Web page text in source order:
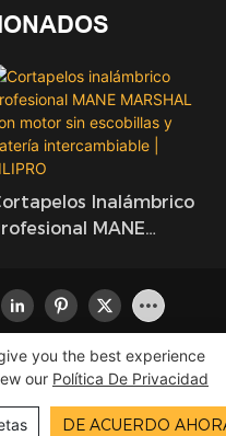
Inalámbrico
MANE
| LILIPRO
del sitio |política de
you the best experience
our Política De Privacidad
DE ACUERDO